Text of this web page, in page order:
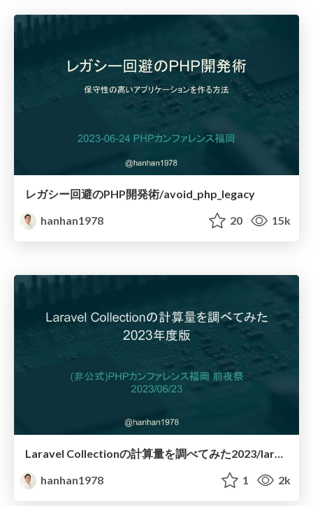
レガシー回避のPHP開発術/avoid_php_legacy
hanhan1978
20 15k
Laravel Collectionの計算量を調べてみた2023/laravel_collection_time_complexity_2023
hanhan1978
1 2k